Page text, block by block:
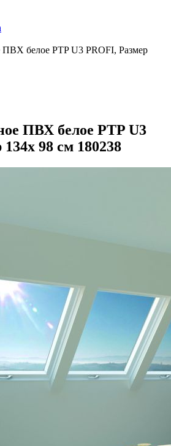
белое PTP U3 PROFI, Размер
ПВХ белое PTP U3
98 см 180238